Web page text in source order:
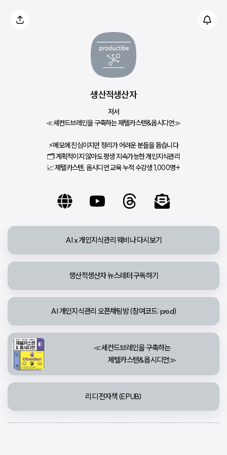
생산적생산자
저서
≪세컨드브레인을 구축하는 제텔카스텐&옵시디언≫
⚡메모에 진심이지만 정리가 어려운 분들을 돕습니다
🗂 계획적이지 않아도 평생 지속가능한 개인지식관리
📈 제텔카스텐, 옵시디언 교육 누적 수강생 1,000명+
AI x 개인지식관리 웨비나 다시보기
생산적생산자 뉴스레터 구독하기
AI 개인지식관리 오픈채팅방 (참여코드: prod)
≪세컨드브레인을 구축하는
                 제텔카스텐&옵시디언≫
리디 전자책 (EPUB)